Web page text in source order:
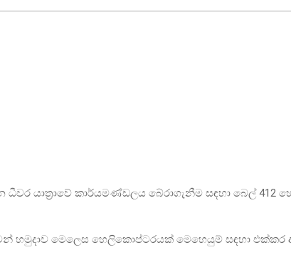
යාත්‍රාවේ කාර්යමණ්ඩලය බේරාගැනීම සඳහා බෙල් 412
හමුදාව මෙලෙස හෙලිකොප්ටරයක් මෙහෙයුම් සඳහා එක්කර